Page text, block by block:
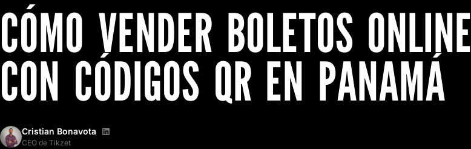
CÓMO VENDER BOLETOS ONLINE
CON CÓDIGOS QR EN PANAMÁ
Cristian Bonavota
CEO de Tikzet